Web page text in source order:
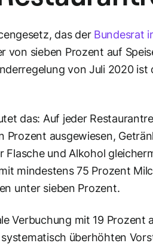
das der Bundesrat
von sieben Prozent auf
von Juli 2020
das: Auf jeder
Prozent ausgewiesen,
Flasche und Alkohol
mindestens 75 Prozent
unter sieben Prozent.
Verbuchung mit 19
überhöhten